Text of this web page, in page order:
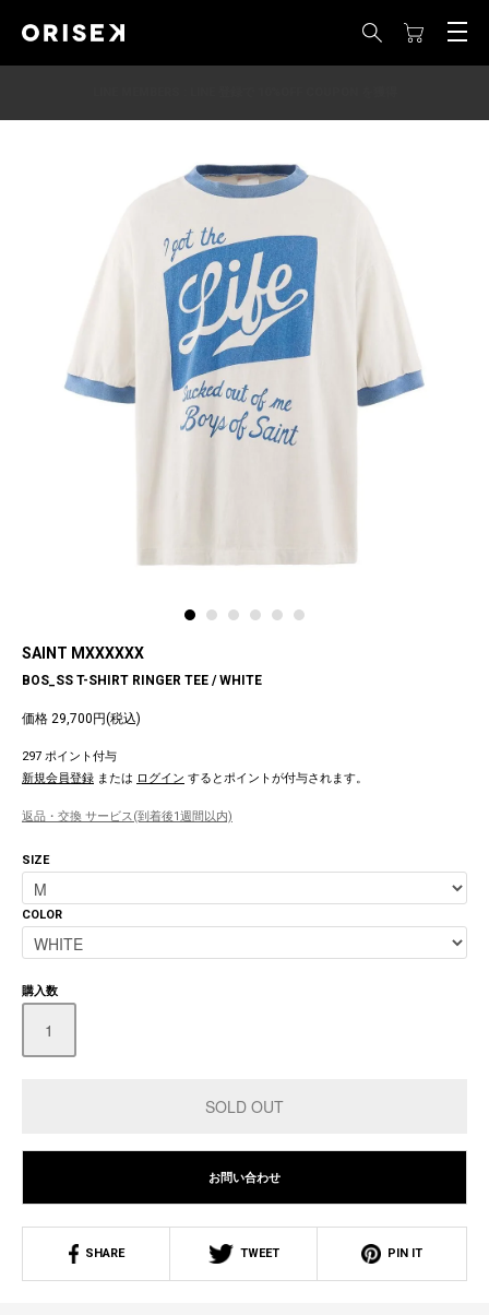
SAINT MXXXXXX
BOS_SS T-SHIRT RINGER TEE / WHITE
価格 29,700円(税込)
297 ポイント付与
新規会員登録 または ログイン するとポイントが付与されます。
返品・交換 サービス(到着後1週間以内)
SIZE
COLOR
購入数
お問い合わせ
SHARE TWEET PIN IT